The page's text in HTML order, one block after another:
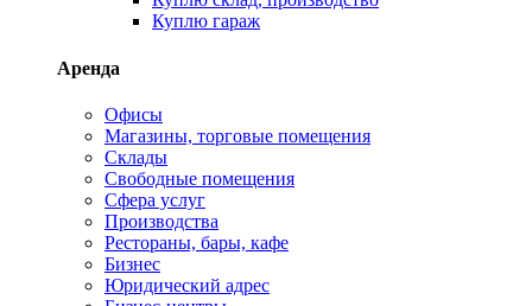
Куплю гараж
Аренда
Офисы
Магазины, торговые помещения
Склады
Свободные помещения
Сфера услуг
Производства
Рестораны, бары, кафе
Бизнес
Юридический адрес